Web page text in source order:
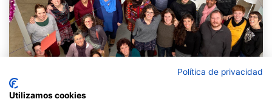
Política de privacidad
Utilizamos cookies